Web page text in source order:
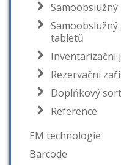
tabletů
Inventarizační
Rezervační
Doplňkový
Reference
EM technologie
Barcode